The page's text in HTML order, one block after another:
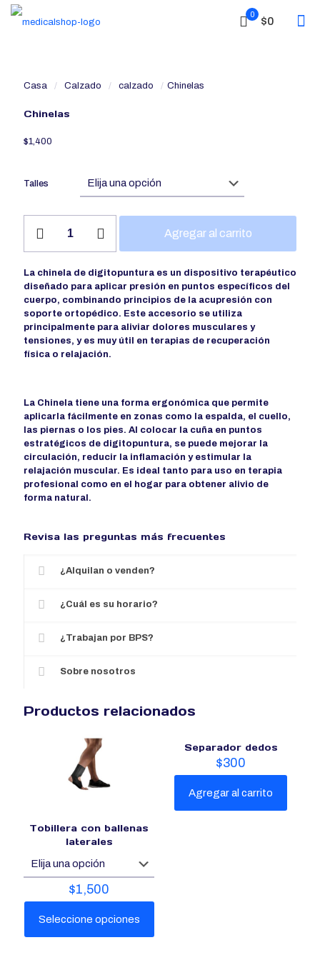
0
$0
Casa / Calzado / calzado / Chinelas
Chinelas
$1,400
Talles
Agregar al carrito
La chinela de digitopuntura es un dispositivo terapéutico
diseñado para aplicar presión en puntos específicos del
cuerpo, combinando principios de la acupresión con
soporte ortopédico. Este accesorio se utiliza
principalmente para aliviar dolores musculares y
tensiones, y es muy útil en terapias de recuperación
física o relajación.
La Chinela tiene una forma ergonómica que permite
aplicarla fácilmente en zonas como la espalda, el cuello,
las piernas o los pies. Al colocar la cuña en puntos
estratégicos de digitopuntura, se puede mejorar la
circulación, reducir la inflamación y estimular la
relajación muscular. Es ideal tanto para uso en terapia
profesional como en el hogar para obtener alivio de
forma natural.
Revisa las preguntas más frecuentes
¿Alquilan o venden?
¿Cuál es su horario?
¿Trabajan por BPS?
Sobre nosotros
Productos relacionados
Tobillera con ballenas
laterales
$1,500
Seleccione opciones
Separador dedos
$300
Agregar al carrito